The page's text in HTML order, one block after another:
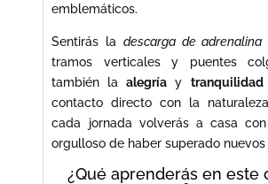
emblemáticos.
Sentirás la descarga de adrenalina
tramos verticales y puentes
también laalegría y tranquilidad
contacto directo con la
cada jornada volverás a casa con
orgulloso de haber superado nuevos
¿Qué aprenderás en este